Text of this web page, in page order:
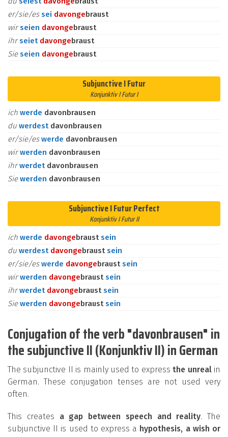
er/sie/essei davongebraust
wirseien davongebraust
ihrseiet davongebraust
Sieseien davongebraust
Subjunctive I Futur
Konjunktiv I Futur I
ich werde davonbrausen
du werdest davonbrausen
er/sie/eswerde davonbrausen
wirwerden davonbrausen
ihrwerdet davonbrausen
Siewerden davonbrausen
Subjunctive I Futur Perfect
Konjunktiv I Futur II
ich werde davongebraustsein
du werdest davongebraustsein
er/sie/eswerde davongebraustsein
wirwerden davongebraustsein
ihrwerdet davongebraustsein
Siewerden davongebraustsein
Conjugation of the verb "davonbrausen" in
the subjunctive II (Konjunktiv II) in German
The subjunctive II is mainly used to expressthe unrealin
German. These conjugation tenses are not used very
often.
This creates a gap between speech and reality. The
subjunctive II is used to express a hypothesis, a wish or